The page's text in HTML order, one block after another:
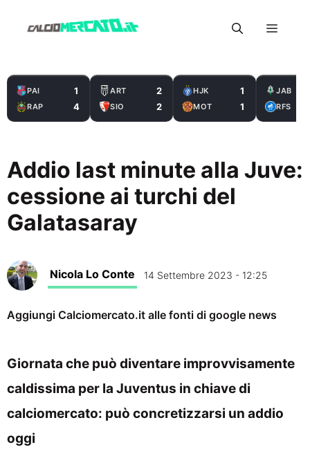
Menu
PAI 1
RAP 4
ART 2
SIO 2
HJK 1
MOT 1
JAB
RFS
Addio last minute alla Juve:
cessione ai turchi del
Galatasaray
Nicola Lo Conte 14 Settembre 2023 - 12:25
Aggiungi Calciomercato.it alle fonti di google news
Giornata che può diventare improvvisamente
caldissima per la Juventus in chiave di
calciomercato: può concretizzarsi un addio
oggi